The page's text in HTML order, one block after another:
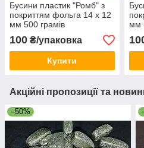
Бусини пластик "Ромб" з
покриттям фольга 14 х 12
мм 500 грамів
100 ₴/упаковка
Купити
мм
Акційні пропозиції та
–50%